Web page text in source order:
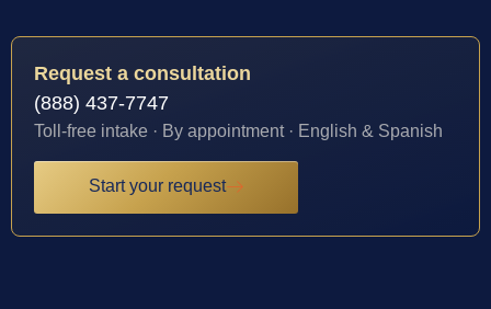
Request a consultation
(888) 437-7747
Toll-free intake · By appointment · English & Spanish
Start your request